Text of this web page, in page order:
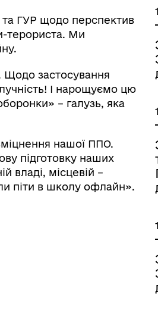
та ГУР щодо перспектив
терориста. Ми
Щодо застосування
І нарощуємо цю
– галузь, яка
нашої ППО.
підготовку наших
владі, місцевій –
піти в школу офлайн».